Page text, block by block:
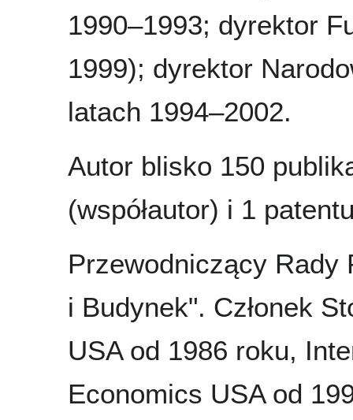
1990–1993; dyrektor
1999); dyrektor
latach 1994–2002.
Autor blisko 150
(współautor) i 1
Przewodniczący Rady
i Budynek". Członek
USA od 1986 roku,
Economics USA od